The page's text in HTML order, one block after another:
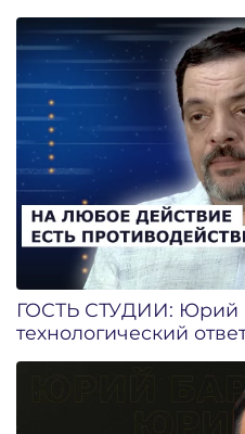
ГОСТЬ СТУДИИ: Юрий
технологический